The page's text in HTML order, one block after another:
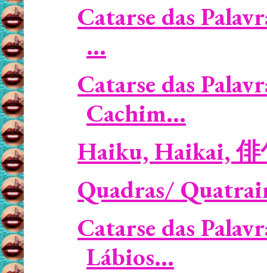
Catarse das
...
Catarse das
Cachim...
Haiku, Haikai, 俳
Quadras/
Catarse das
Lábios...